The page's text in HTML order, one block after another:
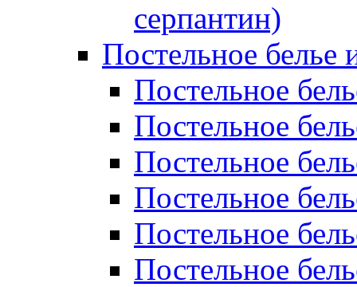
серпантин)
Постельное белье
Постельное
Постельное
Постельное
Постельное
Постельное
Постельное